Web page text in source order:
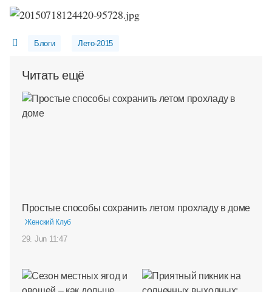
Блоги Лето-2015
Читать ещё
Простые способы сохранить летом прохладу в доме
Женский Клуб
29. Jun 11:47